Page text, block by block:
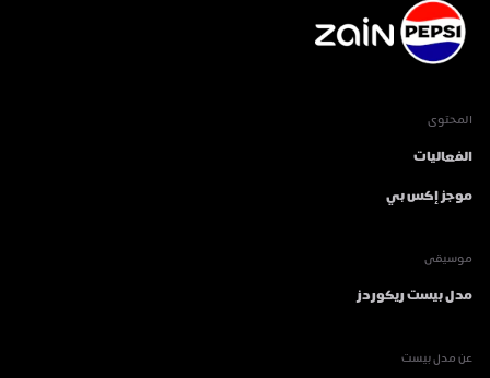
المحتوى
الفعاليات
موجز إكس بي
موسيقى
مدل بيست ريكوردز
عن مدل بيست